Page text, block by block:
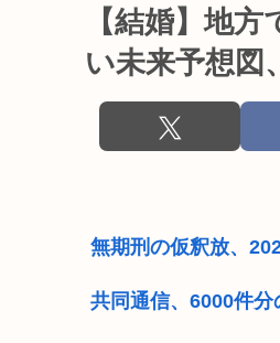
【結婚】地
い未来予想図
無期刑の仮釈放、
共同通信、6000件